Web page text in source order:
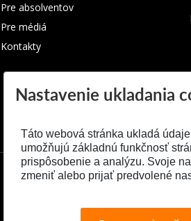
Pre absolventov
Pre médiá
Kontakty
Nastavenie ukladania
Táto webová stránka ukladá
umožňujú základnú funkčnosť
prispôsobenie a analýzu. Svoje
zmeniť alebo prijať predvolené